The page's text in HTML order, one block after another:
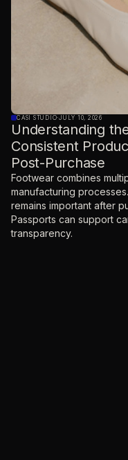
CASI STUDIO·JULY 10, 2026
Understanding
Consistent
Post-Purchase
Footwear combines
manufacturing
remains important after
Passports can support
transparency.